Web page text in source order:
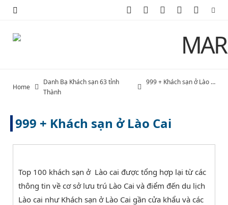
r
m
t
u
Home
Danh Bạ Khách sạn 63 tỉnh
Thành
999 + Khách sạn ở Lào Cai
999 + Khách sạn ở Lào Cai
Top 100 khách sạn ở Lào cai được tổng hợp lại từ các
thông tin về cơ sở lưu trú Lào Cai và điểm đến du lịch
Lào cai như Khách sạn ở Lào Cai gần cửa khẩu và các